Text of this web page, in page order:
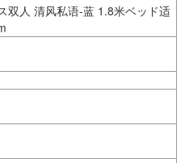
双人 清风私语-蓝 1.8米ベッド适